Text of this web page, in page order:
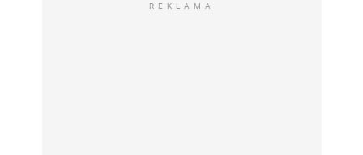
REKLAMA